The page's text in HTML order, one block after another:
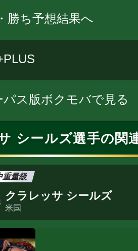
勝ち予想結果へ
ス版ボクモバで見る
シールズ選手の関
重量級
クラレッサ シールズ
米国